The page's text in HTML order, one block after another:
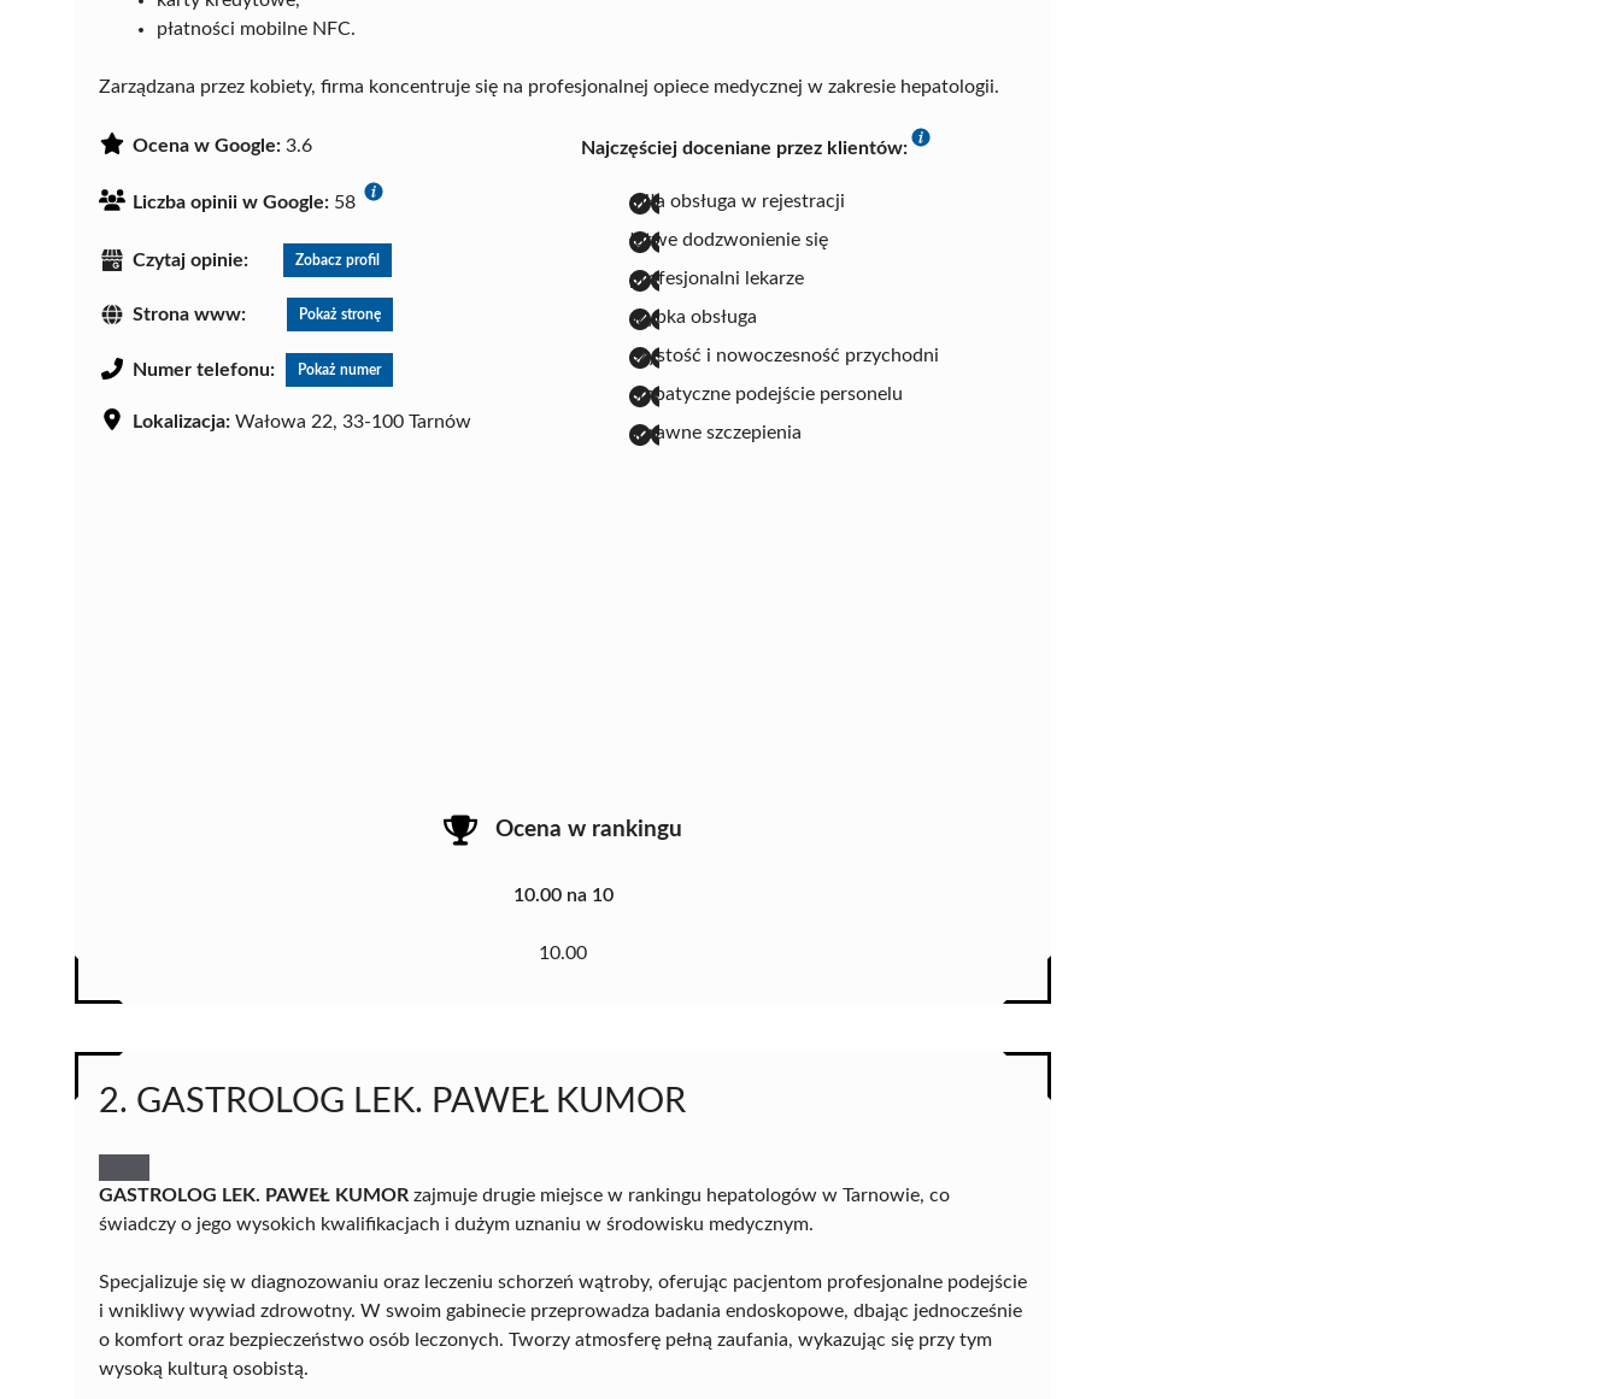
płatności mobilne NFC.
Zarządzana przez kobiety, firma koncentruje się na profesjonalnej opiece medycznej w zakresie hepatologii.
Ocena w Google: 3.6
Liczba opinii w Google: 58
Czytaj opinie: Zobacz profil
Strona www: Pokaż stronę
Numer telefonu: Pokaż numer
Lokalizacja: Wałowa 22, 33-100 Tarnów
Najczęściej doceniane przez klientów:
miła obsługa w rejestracji
łatwe dodzwonienie się
profesjonalni lekarze
szybka obsługa
czystość i nowoczesność przychodni
empatyczne podejście personelu
sprawne szczepienia
Ocena w rankingu
10.00 na 10
10.00
2. GASTROLOG LEK. PAWEŁ KUMOR
GASTROLOG LEK. PAWEŁ KUMOR zajmuje drugie miejsce w rankingu hepatologów w Tarnowie, co
świadczy o jego wysokich kwalifikacjach i dużym uznaniu w środowisku medycznym.
Specjalizuje się w diagnozowaniu oraz leczeniu schorzeń wątroby, oferując pacjentom profesjonalne podejście
i wnikliwy wywiad zdrowotny. W swoim gabinecie przeprowadza badania endoskopowe, dbając jednocześnie
o komfort oraz bezpieczeństwo osób leczonych. Tworzy atmosferę pełną zaufania, wykazując się przy tym
wysoką kulturą osobistą.